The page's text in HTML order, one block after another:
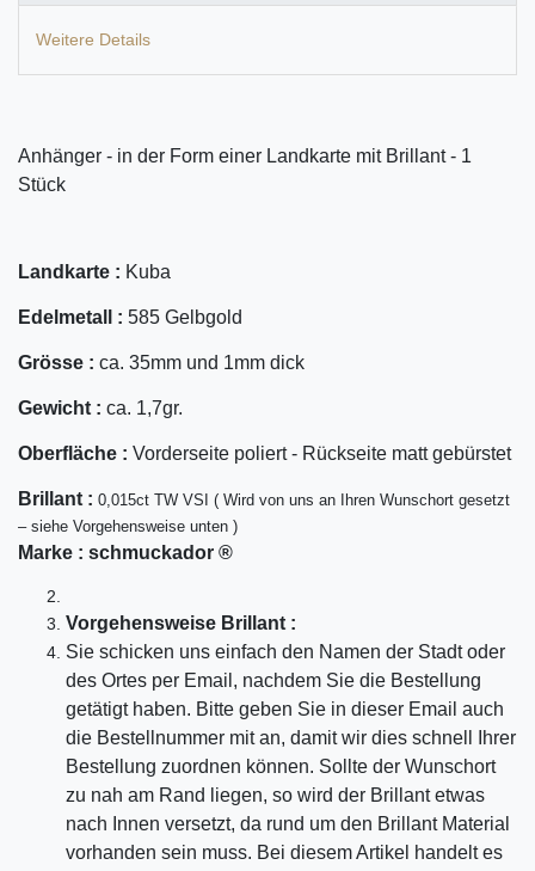
Weitere Details
Anhänger - in der Form einer Landkarte mit Brillant - 1
Stück
Landkarte : Kuba
Edelmetall : 585 Gelbgold
Grösse : ca. 35mm und 1mm dick
Gewicht : ca. 1,7gr.
Oberfläche : Vorderseite poliert - Rückseite matt gebürstet
Bril lant : 0,015ct TW VSI ( Wird von uns an Ihren Wunschort gesetzt
– siehe Vorgehensweise unten )
Marke : schmuckador ®
Vorgehensweise Brillant :
Sie schicken uns einfach den Namen der Stadt oder
des Ortes per Email, nachdem Sie die Bestellung
getätigt haben. Bitte geben Sie in dieser Email auch
die Bestellnummer mit an, damit wir dies schnell Ihrer
Bestellung zuordnen können. Sollte der Wunschort
zu nah am Rand liegen, so wird der Brillant etwas
nach Innen versetzt, da rund um den Brillant Material
vorhanden sein muss. Bei diesem Artikel handelt es